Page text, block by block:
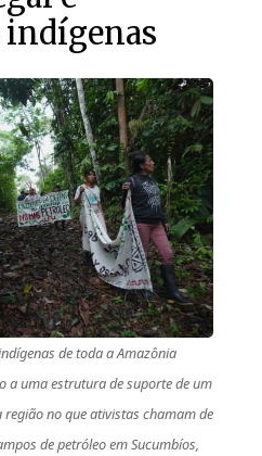
indígenas
de toda a Amazônia
a uma estrutura de suporte de um
no que ativistas chamam de
de petróleo em Sucumbíos,